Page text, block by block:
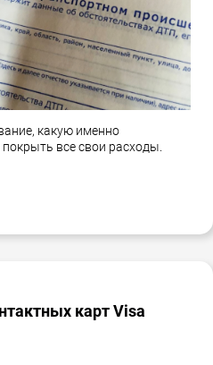
какую именно
все свои расходы.
карт Visa